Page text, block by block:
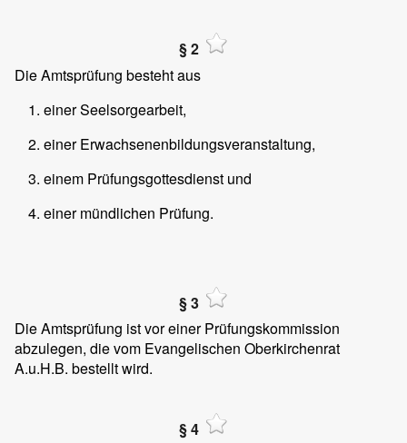
§ 2
Die Amtsprüfung besteht aus
einer Seelsorgearbeit,
einer Erwachsenenbildungsveranstaltung,
einem Prüfungsgottesdienst und
einer mündlichen Prüfung.
§ 3
Die Amtsprüfung ist vor einer Prüfungskommission
abzulegen, die vom Evangelischen Oberkirchenrat
A.u.H.B. bestellt wird.
§ 4